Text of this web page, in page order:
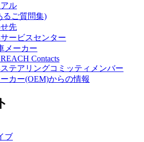
ル
るご質問集)
先
ービスセンター
メーカー
Contacts
テアリングコミッティメンバー
カー(OEM)からの情報
ブ